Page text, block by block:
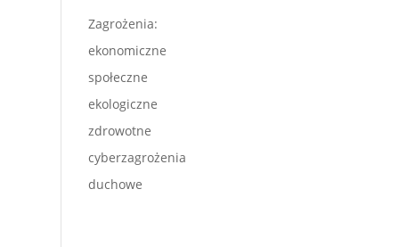
Zagrożenia:
ekonomiczne
społeczne
ekologiczne
zdrowotne
cyberzagrożenia
duchowe